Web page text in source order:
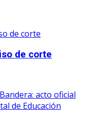
de corte